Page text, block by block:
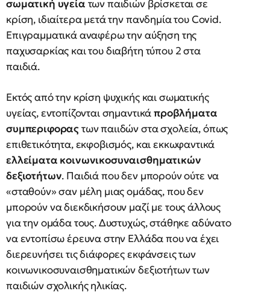
σωματική υγεία των παιδιών βρίσκεται σε
κρίση, ιδιαίτερα μετά την πανδημία του Covid.
Επιγραμματικά αναφέρω την αύξηση της
παχυσαρκίας και του διαβήτη τύπου 2 στα
παιδιά.
Εκτός από την κρίση ψυχικής και σωματικής
υγείας, εντοπίζονται σημαντικάπροβλήματα
συμπεριφοραςτων παιιδών στα σχολεία, όπως
επιθετικότητα, εκφοβισμός, και εκκωφαντικά
ελλείματα κοινωνικοσυναισθηματικών
δεξιοτήτων. Παιδιά που δεν μπορούν ούτε να
«σταθούν» σαν μέλη μιας ομάδας, που δεν
μπορούν να διεκδικήσουν μαζί με τους άλλους
για την ομάδα τους. Δυστυχώς, στάθηκε αδύνατο
να εντοπίσω έρευνα στην Ελλάδα που να έχει
διερευνήσει τις διάφορες εκφάνσεις των
κοινωνικοσυναισθηματικών δεξιοτήτων των
παιδιών σχολικής ηλικίας.